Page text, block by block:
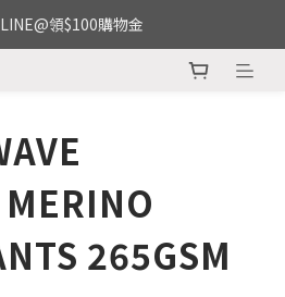
領$100購物金
265GSM